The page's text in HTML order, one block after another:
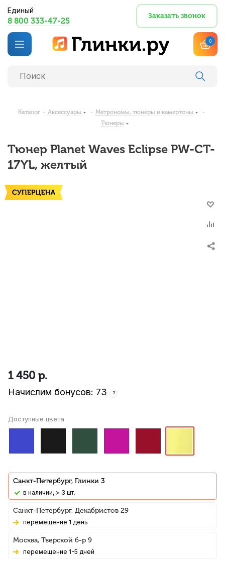
Единый
8 800 333-47-25
Заказать звонок
0
Каталог - Аксессуары - Метрономы, тюнеры и камертоны
-
Тюнеры
Тюнер Planet Waves Eclipse PW-CT-
17YL, желтый
1 450 р.
Начислим бонусов: 73 ?
Доступные цвета
Санкт-Петербург, Глинки 3
В наличии, > 3 шт.
Санкт-Петербург, Декабристов 29
Перемещение 1 день
Москва, Тверской б-р 9
Перемещение 1-5 дней